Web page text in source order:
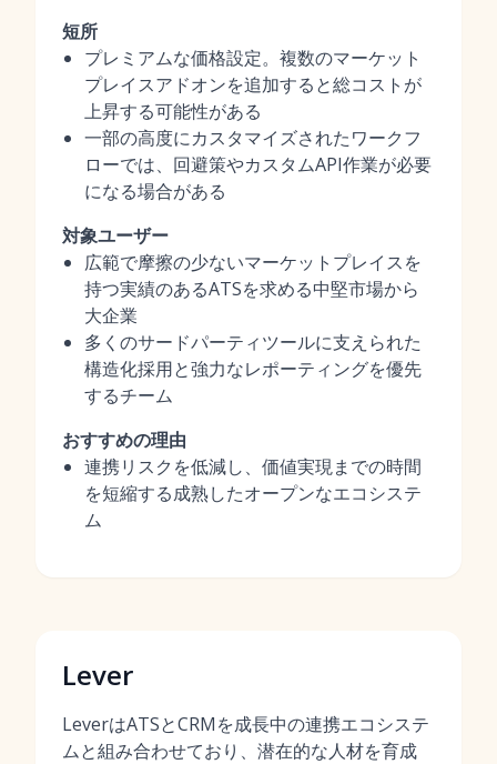
短所
プレミアムな価格設定。複数のマーケット
プレイスアドオンを追加すると総コストが
上昇する可能性がある
一部の高度にカスタマイズされたワークフ
ローでは、回避策やカスタムAPI作業が必要
になる場合がある
対象ユーザー
広範で摩擦の少ないマーケットプレイスを
持つ実績のあるATSを求める中堅市場から
大企業
多くのサードパーティツールに支えられた
構造化採用と強力なレポーティングを優先
するチーム
おすすめの理由
連携リスクを低減し、価値実現までの時間
を短縮する成熟したオープンなエコシステ
ム
Lever
LeverはATSとCRMを成長中の連携エコシステ
ムと組み合わせており、潜在的な人材を育成